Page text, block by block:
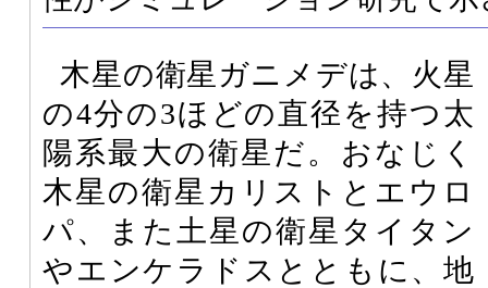
木星の衛星ガニメデは、火星
の4分の3ほどの直径を持つ太
陽系最大の衛星だ。おなじく
木星の衛星カリストとエウロ
パ、また土星の衛星タイタン
やエンケラドスとともに、地